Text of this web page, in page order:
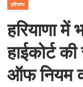
हरियाणा
हरियाणा में
हाईकोर्ट
ऑफ नियम